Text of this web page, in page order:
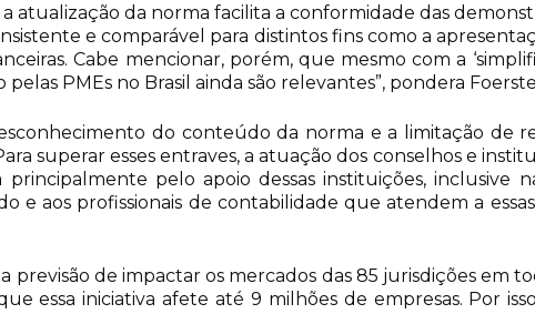
atualização da norma facilita a conformidade das
e comparável para distintos fins como a
Cabe mencionar, porém, que mesmo com a
PMEs no Brasil ainda são relevantes”, pondera
do conteúdo da norma e a limitação de
superar esses entraves, a atuação dos conselhos e
pelo apoio dessas instituições, inclusive
e aos profissionais de contabilidade que atendem a
previsão de impactar os mercados das 85 jurisdições em
essa iniciativa afete até 9 milhões de empresas. Por